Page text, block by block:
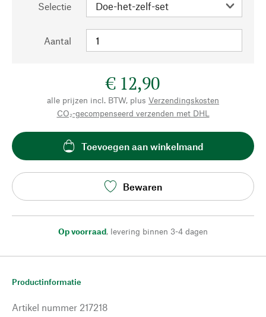
Selectie
Aantal
€ 12,90
alle prijzen incl. BTW, plus Verzendingskosten
CO₂-gecompenseerd verzenden met DHL
Toevoegen aan winkelmand
Bewaren
Op voorraad, levering binnen 3-4 dagen
Productinformatie
Artikel nummer 217218